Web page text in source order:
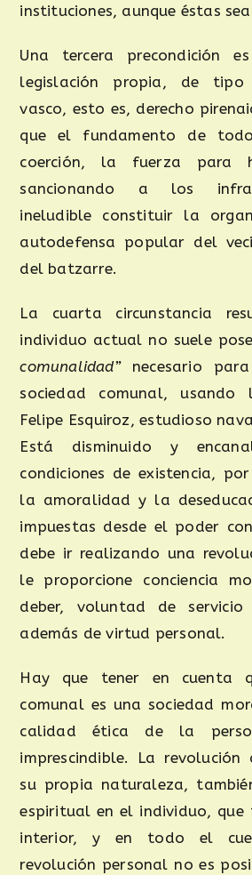
instituciones, aunque éstas
Una tercera precondición
legislación propia, de tipo
vasco, esto es, derecho
que el fundamento de
coerción, la fuerza para
sancionando a los
ineludible constituir la
autodefensa popular del
del batzarre.
La cuarta circunstancia
individuo actual no suele
comunalidad”necesario
sociedad comunal, usando
Felipe Esquiroz, estudioso
Está disminuido y
condiciones de existencia,
la amoralidad y la
impuestas desde el poder
debe ir realizando una
le proporcione conciencia
deber, voluntad de
además de virtud personal.
Hay que tener en cuenta
comunal es una sociedad
calidad ética de la
imprescindible. La
su propia naturaleza,
espiritual en el individuo, que
interior, y en todo el
revolución personal no es